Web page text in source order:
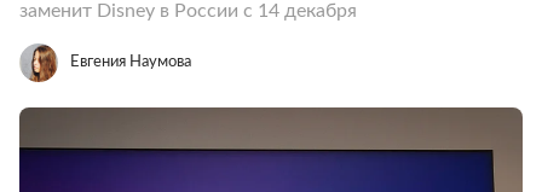
заменит Disney в России с 14 декабря
Евгения Наумова